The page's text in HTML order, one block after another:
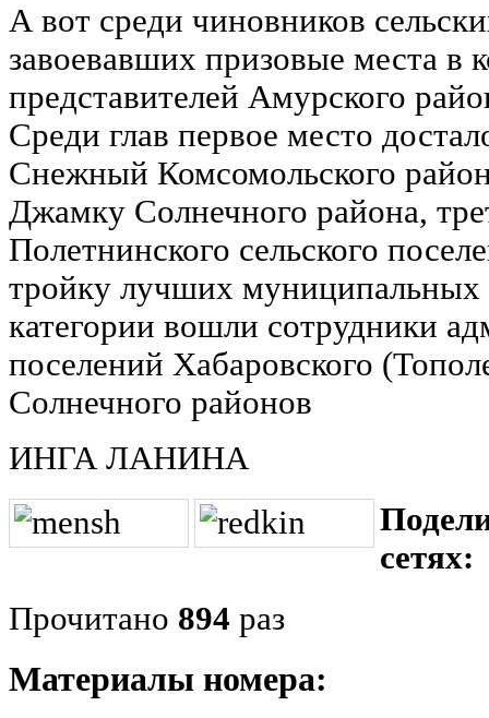
А вот среди чиновников
завоевавших призовые места в
представителей Амурского
Среди глав первое место
Снежный Комсомольского
Джамку Солнечного района,
Полетнинского сельского
тройку лучших
категории вошли сотрудники
поселений Хабаровского
Солнечного районов
ИНГА ЛАНИНА
сетях:
Прочитано 894 раз
Материалы номера: